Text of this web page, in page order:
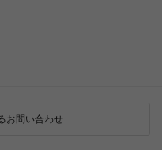
お問い合わせ